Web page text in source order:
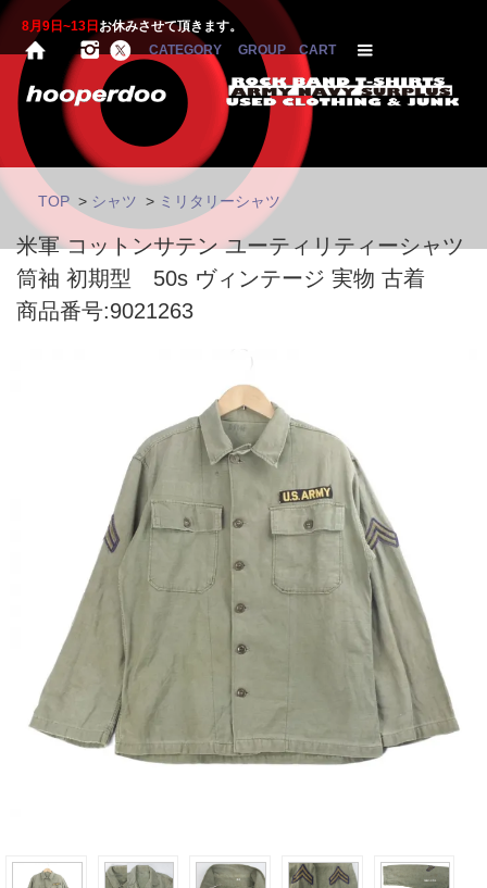
8月9日~13日 お休みさせて頂きます。
CATEGORY
GROUP CART
TOP > シャツ > ミリタリーシャツ
米軍 コットンサテン ユーティリティーシャツ
筒袖 初期型 50s ヴィンテージ 実物 古着
商品番号:9021263